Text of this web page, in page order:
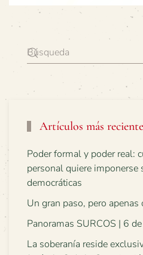
Artículos más
Poder formal y poder real:
personal quiere
democráticas
Un gran paso, pero apenas
Panoramas SURCOS | 6
La soberanía reside